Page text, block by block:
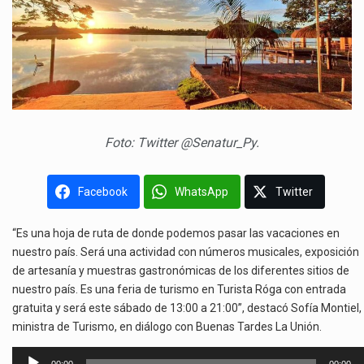
Foto: Twitter @Senatur_Py.
Facebook WhatsApp Twitter
“Es una hoja de ruta de donde podemos pasar las vacaciones en
nuestro país. Será una actividad con números musicales, exposición
de artesanía y muestras gastronómicas de los diferentes sitios de
nuestro país. Es una feria de turismo en Turista Róga con entrada
gratuita y será este sábado de 13:00 a 21:00”, destacó Sofía Montiel,
ministra de Turismo, en diálogo con Buenas Tardes La Unión.
Reproductor